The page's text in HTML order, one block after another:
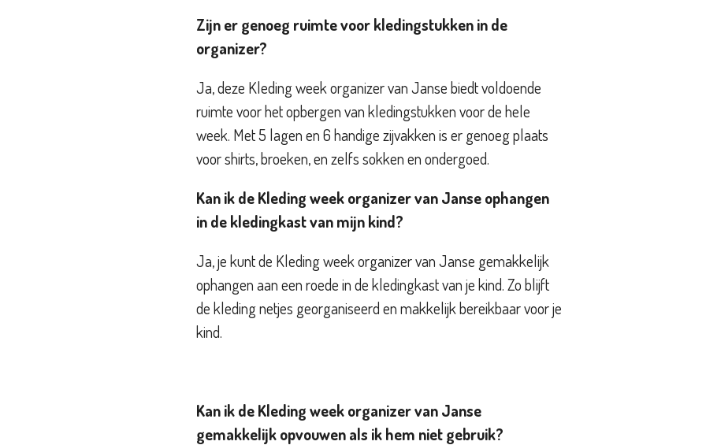
Zijn er genoeg ruimte voor kledingstukken in de
organizer?
Ja, deze Kleding week organizer van Janse biedt voldoende
ruimte voor het opbergen van kledingstukken voor de hele
week. Met 5 lagen en 6 handige zijvakken is er genoeg plaats
voor shirts, broeken, en zelfs sokken en ondergoed.
Kan ik de Kleding week organizer van Janse ophangen
in de kledingkast van mijn kind?
Ja, je kunt de Kleding week organizer van Janse gemakkelijk
ophangen aan een roede in de kledingkast van je kind. Zo blijft
de kleding netjes georganiseerd en makkelijk bereikbaar voor je
kind.
Kan ik de Kleding week organizer van Janse
gemakkelijk opvouwen als ik hem niet gebruik?